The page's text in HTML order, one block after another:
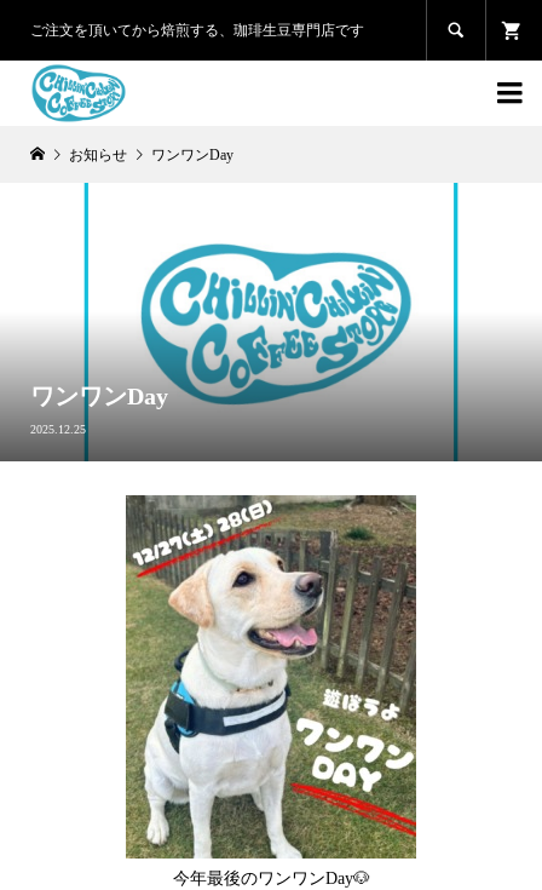
ご注文を頂いてから焙煎する、珈琲生豆専門店です 

お知らせ ワンワンDay
ワンワンDay
2025.12.25
今年最後のワンワンDay🐶